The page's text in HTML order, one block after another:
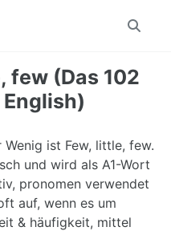
Toggle
few (Das 102
ist Few, little, few.
und wird als A1-Wort
pronomen verwendet
auf, wenn es um
& häufigkeit, mittel